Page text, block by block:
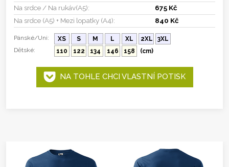
Na srdce / Na rukáv(A5):
675 Kč
Na srdce (A5) + Mezi lopatky (A4):
840 Kč
Pánské/Uni: XS S M L XL 2XL
3XL
Dětské:
110 122 134 146 158 (cm)
NA TOHLE CHCI VLASTNÍ POTISK